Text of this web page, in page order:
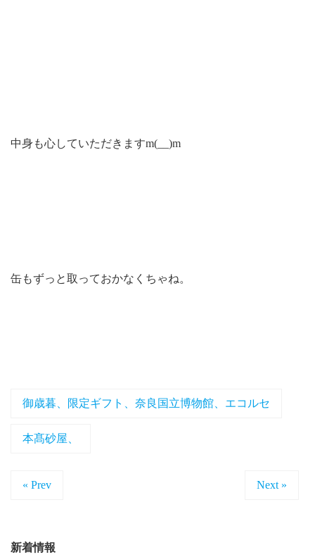
中身も心していただきますm(__)m
缶もずっと取っておかなくちゃね。
御歳暮、限定ギフト、奈良国立博物館、エコルセ
本髙砂屋、
« Prev Next »
新着情報